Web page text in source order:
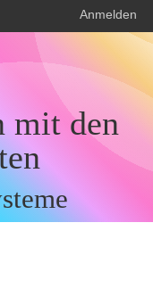
Anmelden
mit den